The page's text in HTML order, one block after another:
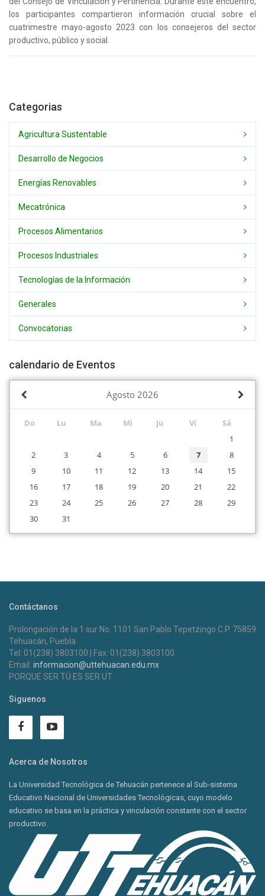
los participantes compartieron información crucial sobre el
cuatrimestre mayo-agosto 2023 con los consejeros del sector
productivo, público y social.
Categorias
Agricultura Sustentable
Desarrollo de Negocios
Energías Renovables
Mecatrónica
Procesos Alimentarios
Procesos Industriales
Tecnologías de la Información
Generales
Convocatorias
calendario de Eventos
Agosto 2026
Do Lu Ma Mi Ju Vi
Sá
1
2
3 4 5 6 7
8
9
10 11 12 13 14
15
16
17 18 19 20 21
22
23
24 25 26 27 28
29
30
31
Contáctanos
Prolongación de la 1 sur No. 1101 San Pablo Tepetzingo C.P. 75859
Tehuacán, Puebla
Tel: 01(238) 3803100 | Fax: 01(238) 3803100
Email: informacion@uttehuacan.edu.mx
PORQUE SER TÚ ES SER UT
Siguenos
Acerca de Nosotros
La Universidad Tecnológica de Tehuacán pertenece al Sub-sistema
Educativo Nacional de Universidades Tecnológicas, cuyo modelo
educativo se basa en la práctica y vinculación constante con el sector
productivo.